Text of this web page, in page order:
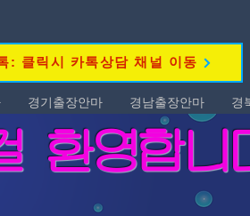
: 클릭시 카톡상담 채널 이동
경기출장안마 경남출장안마 경
환영합니